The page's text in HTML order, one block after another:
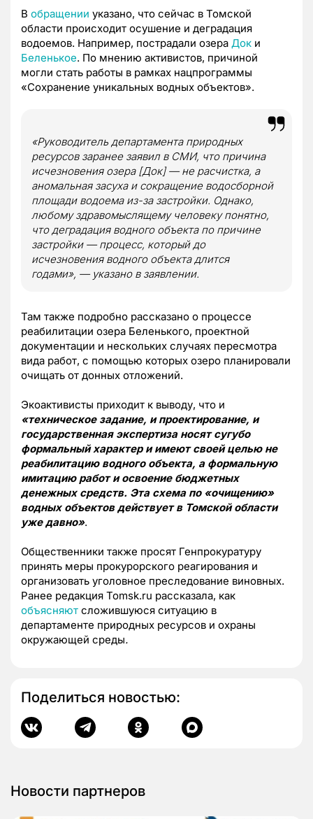
В обращении указано, что сейчас в Томской
области происходит осушение и деградация
водоемов. Например, пострадали озера Док и
Беленькое. По мнению активистов, причиной
могли стать работы в рамках нацпрограммы
«Сохранение уникальных водных объектов».
«Руководитель департамента природных
ресурсов заранее заявил в СМИ, что причина
исчезновения озера [Док] — не расчистка, а
аномальная засуха и сокращение водосборной
площади водоема из-за застройки. Однако,
любому здравомыслящему человеку понятно,
что деградация водного объекта по причине
застройки — процесс, который до
исчезновения водного объекта длится
годами», — указано в заявлении.
Там также подробно рассказано о процессе
реабилитации озера Беленького, проектной
документации и нескольких случаях пересмотра
вида работ, с помощью которых озеро планировали
очищать от донных отложений.
Экоактивисты приходит к выводу, что и
«техническое задание, и проектирование, и
государственная экспертиза носят сугубо
формальный характер и имеют своей целью не
реабилитацию водного объекта, а формальную
имитацию работ и освоение бюджетных
денежных средств. Эта схема по «очищению»
водных объектов действует в Томской области
уже давно».
Общественники также просят Генпрокуратуру
принять меры прокурорского реагирования и
организовать уголовное преследование виновных.
Ранее редакция Tomsk.ru рассказала, как
объясняют сложившуюся ситуацию в
департаменте природных ресурсов и охраны
окружающей среды.
Поделиться новостью:
Новости партнеров